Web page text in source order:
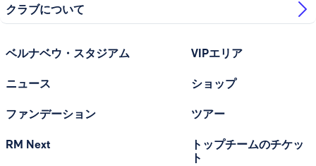
クラブについて
ベルナベウ・スタジアム
ニュース
ファンデーション
RM Next
VIPエリア
ショップ
ツアー
トップチームのチケッ
ト